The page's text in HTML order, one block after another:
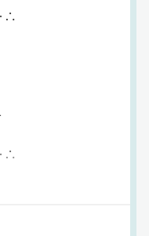
ートし、3か月で報
ら手に職をつけた
す！